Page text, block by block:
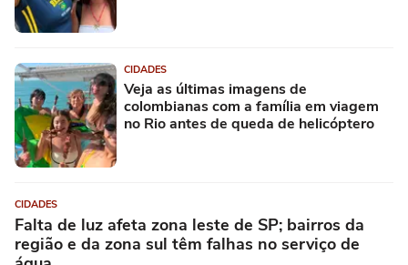
CIDADES
Veja as últimas imagens de
colombianas com a família em viagem
no Rio antes de queda de helicóptero
CIDADES
Falta de luz afeta zona leste de SP; bairros da
região e da zona sul têm falhas no serviço de